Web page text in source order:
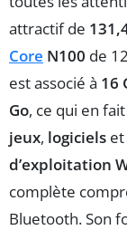
attractif de
Core N100 de
est associé à 16
Go, ce qui en
jeux, logiciels et
d’exploitation
complète
Bluetooth. Son